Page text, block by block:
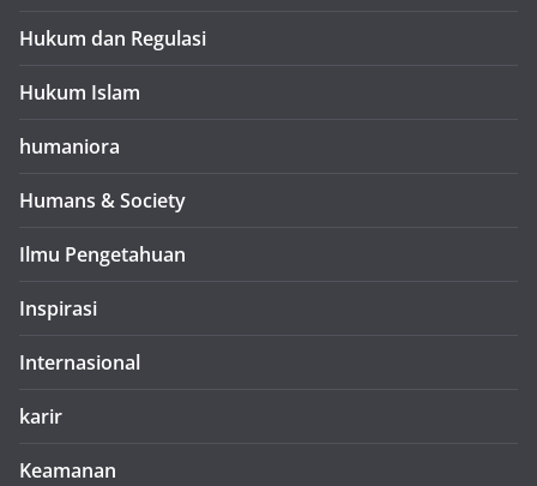
Hukum dan Regulasi
Hukum Islam
humaniora
Humans & Society
Ilmu Pengetahuan
Inspirasi
Internasional
karir
Keamanan